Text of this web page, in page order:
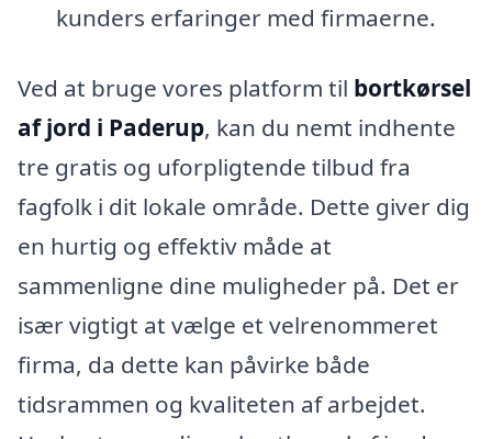
kunders erfaringer med firmaerne.
Ved at bruge vores platform til bortkørsel
af jord i Paderup, kan du nemt indhente
tre gratis og uforpligtende tilbud fra
fagfolk i dit lokale område. Dette giver dig
en hurtig og effektiv måde at
sammenligne dine muligheder på. Det er
især vigtigt at vælge et velrenommeret
firma, da dette kan påvirke både
tidsrammen og kvaliteten af arbejdet.